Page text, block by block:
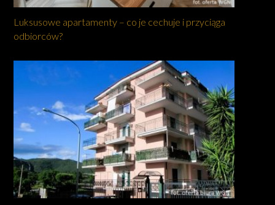
Luksusowe apartamenty – co je cechuje i przyciąga
odbiorców?